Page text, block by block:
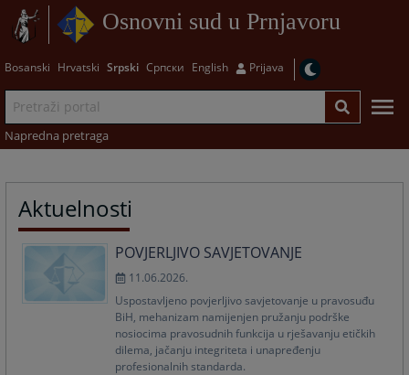
Osnovni sud u Prnjavoru
Bosanski Hrvatski Srpski Српски English Prijava
Napredna pretraga
Aktuelnosti
POVJERLJIVO SAVJETOVANJE
11.06.2026.
Uspostavljeno povjerljivo savjetovanje u pravosuđu
BiH, mehanizam namijenjen pružanju podrške
nosiocima pravosudnih funkcija u rješavanju etičkih
dilema, jačanju integriteta i unapređenju
profesionalnih standarda.